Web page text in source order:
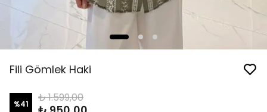
Fili Gömlek Haki
%41 ₺ 1.599,00